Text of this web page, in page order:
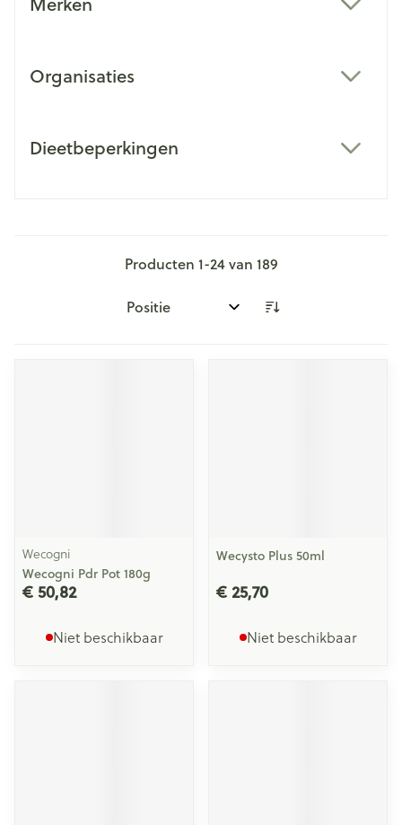
Organisaties
Dieetbeperkingen
Producten 1-24van 189
Sorteer op:
Wecogni
Wecogni Pdr Pot 180g
€ 50,82
Niet beschikbaar
Wecysto Plus 50ml
€ 25,70
Niet beschikbaar